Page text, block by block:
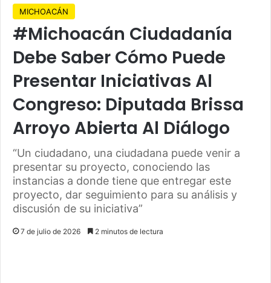
MICHOACÁN
#Michoacán Ciudadanía
Debe Saber Cómo Puede
Presentar Iniciativas Al
Congreso: Diputada Brissa
Arroyo Abierta Al Diálogo
“Un ciudadano, una ciudadana puede venir a
presentar su proyecto, conociendo las
instancias a donde tiene que entregar este
proyecto, dar seguimiento para su análisis y
discusión de su iniciativa”
7 de julio de 2026 2 minutos de lectura